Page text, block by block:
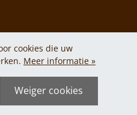
Cookiebeleid
cookies die uw
Meer informatie »
Weiger cookies
van Koningshoeven